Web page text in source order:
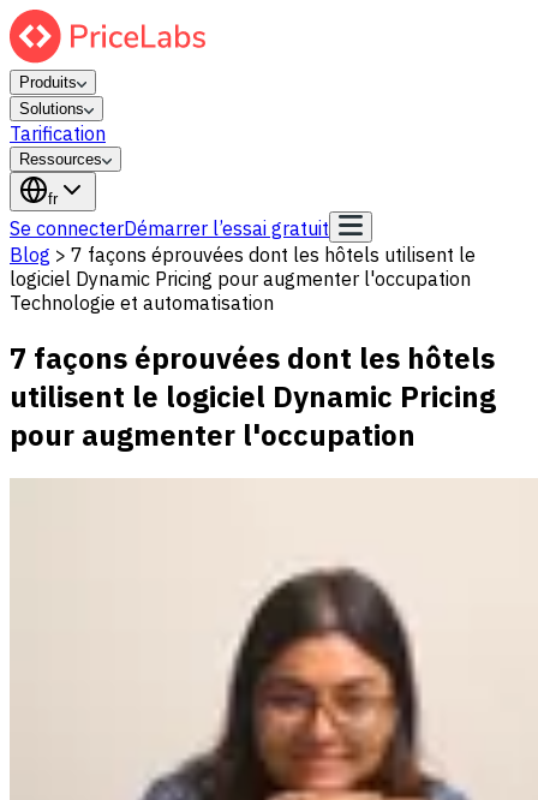
Produits
Solutions
Tarification
Ressources
fr
Se connecterDémarrer l’essai gratuit
Blog > 7 façons éprouvées dont les hôtels utilisent le
logiciel Dynamic Pricing pour augmenter l'occupation
Technologie et automatisation
7 façons éprouvées dont les hôtels
utilisent le logiciel Dynamic Pricing
pour augmenter l'occupation